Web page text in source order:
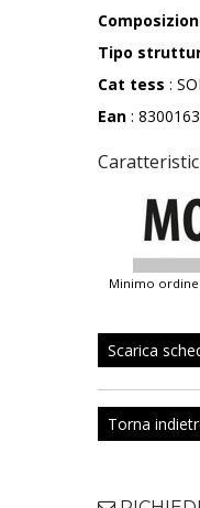
Tipo
Cat tess :
Ean :
minimo
Scarica
Torna